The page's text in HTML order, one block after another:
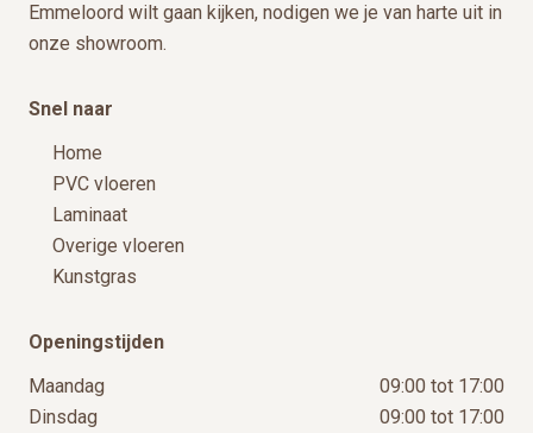
Emmeloord wilt gaan kijken, nodigen we je van harte uit in
onze showroom.
Snel naar
Home
PVC vloeren
Laminaat
Overige vloeren
Kunstgras
Openingstijden
Maandag
09:00 tot 17:00
Dinsdag
09:00 tot 17:00